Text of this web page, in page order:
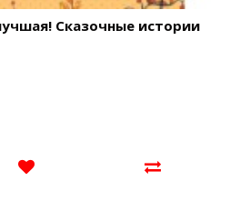
Сказочные истории